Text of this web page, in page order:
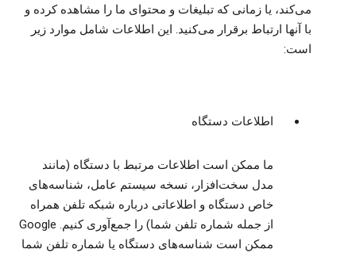
می‌کند، یا زمانی که تبلیغات و محتوای ما را مشاهده کرده و
با آنها ارتباط برقرار می‌کنید. این اطلاعات شامل موارد زیر
است:
اطلاعات دستگاه
ما ممکن است اطلاعات مرتبط با دستگاه (مانند
مدل سخت‌افزار، نسخه سیستم عامل، شناسه‌های
خاص دستگاه و اطلاعاتی درباره شبکه تلفن همراه
از جمله شماره تلفن شما) را جمع‌آوری کنیم. Google
ممکن است شناسه‌های دستگاه یا شماره تلفن شما